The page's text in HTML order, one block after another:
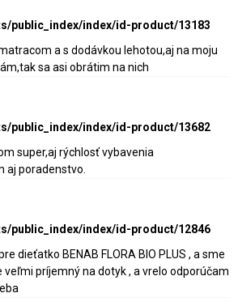
public_index/index/id-product/13183
a s dodávkou lehotou,aj na moju
sa asi obrátim na nich
public_index/index/id-product/13682
super,aj rýchlosť vybavenia
aj poradenstvo.
public_index/index/id-product/12846
dieťatko BENAB FLORA BIO PLUS , a sme
veľmi príjemný na dotyk , a vrelo odporúčam